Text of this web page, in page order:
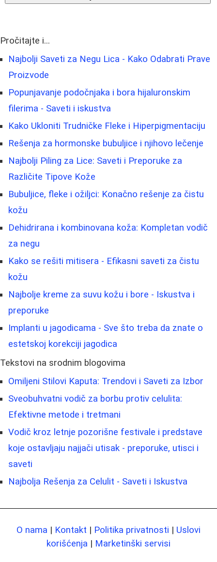
Pročitajte i...
Najbolji Saveti za Negu Lica - Kako Odabrati Prave
Proizvode
Popunjavanje podočnjaka i bora hijaluronskim
filerima - Saveti i iskustva
Kako Ukloniti Trudničke Fleke i Hiperpigmentaciju
Rešenja za hormonske bubuljice i njihovo lečenje
Najbolji Piling za Lice: Saveti i Preporuke za
Različite Tipove Kože
Bubuljice, fleke i ožiljci: Konačno rešenje za čistu
kožu
Dehidrirana i kombinovana koža: Kompletan vodič
za negu
Kako se rešiti mitisera - Efikasni saveti za čistu
kožu
Najbolje kreme za suvu kožu i bore - Iskustva i
preporuke
Implanti u jagodicama - Sve što treba da znate o
estetskoj korekciji jagodica
Tekstovi na srodnim blogovima
Omiljeni Stilovi Kaputa: Trendovi i Saveti za Izbor
Sveobuhvatni vodič za borbu protiv celulita:
Efektivne metode i tretmani
Vodič kroz letnje pozorišne festivale i predstave
koje ostavljaju najjači utisak - preporuke, utisci i
saveti
Najbolja Rešenja za Celulit - Saveti i Iskustva
O nama | Kontakt | Politika privatnosti | Uslovi
korišćenja | Marketinški servisi